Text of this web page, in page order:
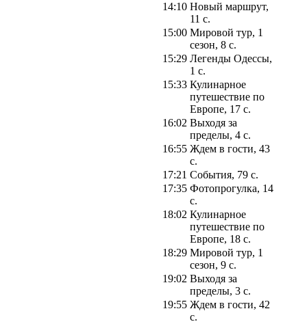
14:10 Новый маршрут,
11 с.
15:00 Мировой тур, 1
сезон, 8 с.
15:29 Легенды Одессы,
1 с.
15:33 Кулинарное
путешествие по
Европе, 17 с.
16:02 Выходя за
пределы, 4 с.
16:55 Ждем в гости, 43
с.
17:21 События, 79 с.
17:35 Фотопрогулка, 14
с.
18:02 Кулинарное
путешествие по
Европе, 18 с.
18:29 Мировой тур, 1
сезон, 9 с.
19:02 Выходя за
пределы, 3 с.
19:55 Ждем в гости, 42
с.